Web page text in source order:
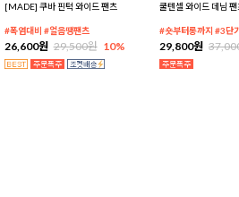
[MADE] 쿠바 핀턱 와이드 팬츠
#폭염대비 #얼음땡팬츠
26,600원 29,500원 10%
쿨텐셀 와이드 데님 팬
#숏부터롱까지 #3단
29,800원